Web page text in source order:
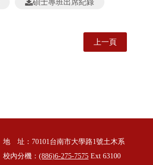
碩士專班出席紀錄
上一頁
地 址：70101台南市大學路1號土木系
校內分機： (886)6-275-7575Ext 63100